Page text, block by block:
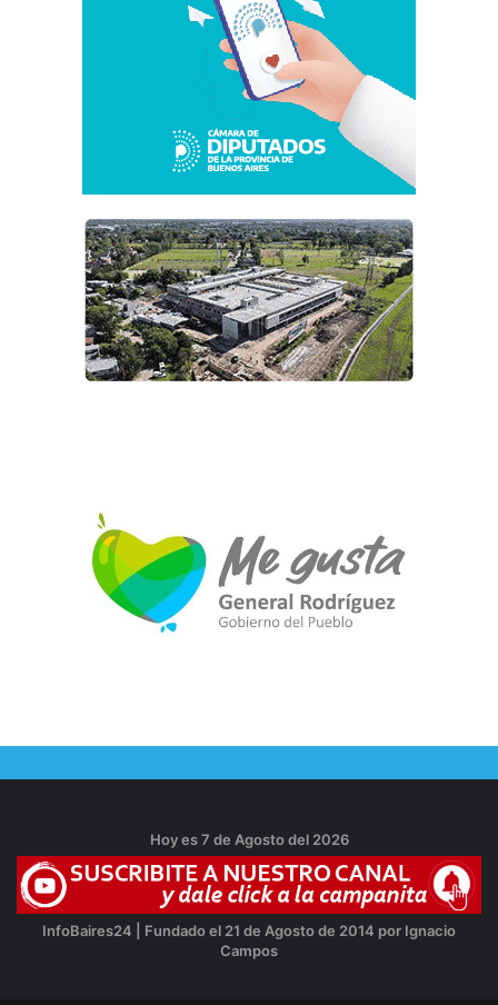
Hoy es 7 de Agosto del 2026
InfoBaires24 | Fundado el 21 de Agosto de 2014 por Ignacio
Campos